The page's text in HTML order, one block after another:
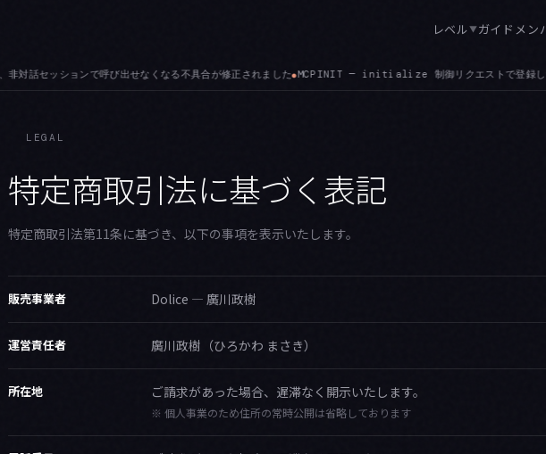
レベル▼ガイド メン
なくなる不具合が修正されました●MCPINIT — initialize 制御リクエストで登録した SDK の MCP サーバが
LEGAL
特定商取引法に基づく表記
特定商取引法第11条に基づき、以下の事項を表示いたします。
販売事業者 Dolice — 廣川政樹
運営責任者 廣川政樹（ひろかわ まさき）
所在地 ご請求があった場合、遅滞なく開示いたします。
※ 個人事業のため住所の常時公開は省略しております